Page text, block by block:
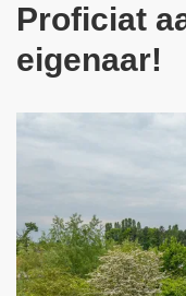
Proficiat
eigenaar!